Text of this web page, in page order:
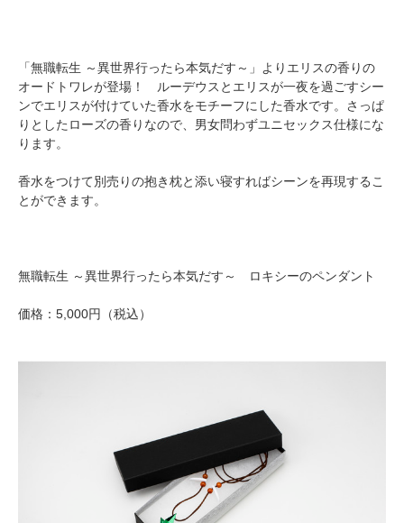
「無職転生 ～異世界行ったら本気だす～」よりエリスの香りの
オードトワレが登場！ ルーデウスとエリスが一夜を過ごすシー
ンでエリスが付けていた香水をモチーフにした香水です。さっぱ
りとしたローズの香りなので、男女問わずユニセックス仕様にな
ります。
香水をつけて別売りの抱き枕と添い寝すればシーンを再現するこ
とができます。
無職転生 ～異世界行ったら本気だす～ ロキシーのペンダント
価格：5,000円（税込）